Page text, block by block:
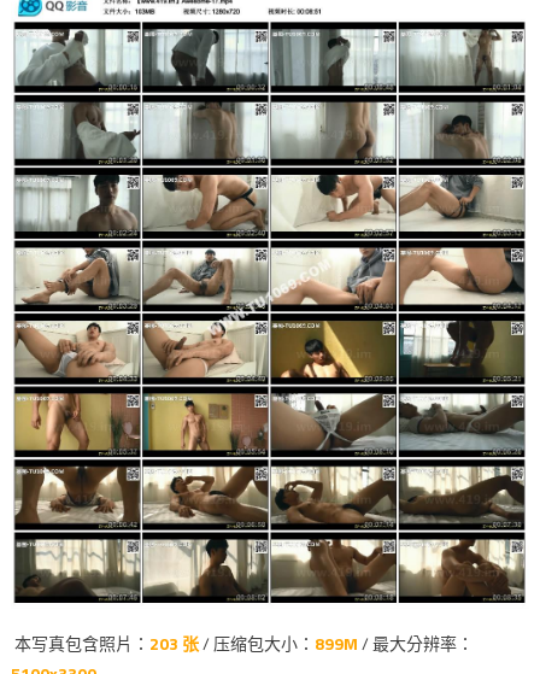
本写真包含照片： 203 张/ 压缩包大小： 899M/ 最大分辨率：